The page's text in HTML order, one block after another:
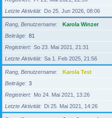
Letzte Aktivität
Do 25. Jun 2026, 08:06
Rang, Benutzername
Karola Winzer
Beiträge
81
Registriert
So 23. Mai 2021, 21:31
Letzte Aktivität
Sa 1. Feb 2025, 21:56
Rang, Benutzername
Karola Test
Beiträge
3
Registriert
Mo 24. Mai 2021, 13:26
Letzte Aktivität
Di 25. Mai 2021, 14:26